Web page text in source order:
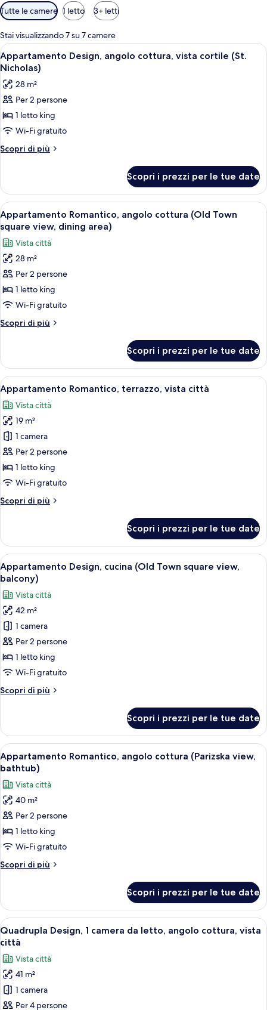
o
r
Filtri
disponibili
per
le
camere
Tutte le camere 1 letto 3+ letti
Stai visualizzando 7 su 7 camere
Apri
tutte
le
foto
per
Appartamento
Design,
angolo
cortile
(St.
Nicholas)
Una moderna camera d'albergo con
7
Appartamento Design, angolo cottura, vista cortile (St.
Nicholas)
28 m²
Per 2 persone
1 letto king
Wi-Fi gratuito
Scopri di più
Altri
Design,
angolo
cottura,
vista
cortile
(St.
Nicholas)
Scopri i prezzi per le tue date
Apri
tutte
le
foto
per
Appartamento
Romantico,
angolo
cottura
(Old
square
view,
dining
area)
Una camera d'albergo con un letto,
8
Appartamento Romantico, angolo cottura (Old Town
square view, dining area)
Vista città
28 m²
Per 2 persone
1 letto king
Wi-Fi gratuito
Scopri di più
Altri
Romantico,
angolo
cottura
(Old
Town
square
view,
dining
area)
Scopri i prezzi per le tue date
Apri
tutte
le
foto
per
Appartamento
Romantico,
terrazzo,
città
Un pontile in legno con mobili in
9
Appartamento Romantico, terrazzo, vista città
Vista città
19 m²
1 camera
Per 2 persone
1 letto king
Wi-Fi gratuito
Scopri di più
Altri
Romantico,
terrazzo,
vista
città
Scopri i prezzi per le tue date
Apri
tutte
le
foto
per
Appartamento
Design,
cucina
(Old
square
Una camera da letto ordinata con
13
Appartamento Design, cucina (Old Town square view,
balcony)
Vista città
42 m²
1 camera
Per 2 persone
1 letto king
Wi-Fi gratuito
Scopri di più
Altri
Design,
cucina
(Old
Town
view,
balcony)
Scopri i prezzi per le tue date
Apri
tutte
le
foto
per
Appartamento
Romantico,
angolo
cottura
(Parizska
bathtub)
Una camera da letto con un letto,
7
Appartamento Romantico, angolo cottura (Parizska view,
bathtub)
Vista città
40 m²
Per 2 persone
1 letto king
Wi-Fi gratuito
Scopri di più
Altri
Romantico,
angolo
cottura
(Parizska
bathtub)
Scopri i prezzi per le tue date
Apri
tutte
le
foto
per
Quadrupla
Design,
Una camera da letto con un letto
10
Quadrupla Design, 1 camera da letto, angolo cottura, vista
città
Vista città
41 m²
1 camera
Per 4 persone